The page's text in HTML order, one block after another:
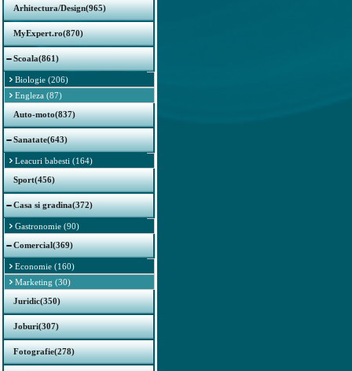
Arhitectura/Design(965)
MyExpert.ro(870)
Scoala(861)
Biologie (206)
Engleza (87)
Auto-moto(837)
Sanatate(643)
Leacuri babesti (164)
Sport(456)
Casa si gradina(372)
Gastronomie (90)
Comercial(369)
Economie (160)
Marketing (30)
Juridic(350)
Joburi(307)
Fotografie(278)